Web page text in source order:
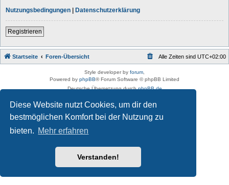
Diese Website nutzt Cookies, um dir den
bestmöglichen Komfort bei der Nutzung zu
bieten. Mehr erfahren
Verstanden!
Nutzungsbedingungen | Datenschutzerklärung
Registrieren
Startseite Foren-Übersicht Alle Zeiten sind UTC+02:00
Style developer by forum
Powered by phpBB® Forum Software © phpBB Limited
Deutsche Übersetzung durchphpBB.de